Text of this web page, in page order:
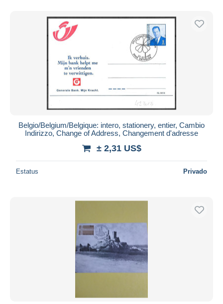
Belgio/Belgium/Belgique: intero, stationery, entier, Cambio
Indirizzo, Change of Address, Changement d'adresse
± 2,31 US$
Estatus Privado